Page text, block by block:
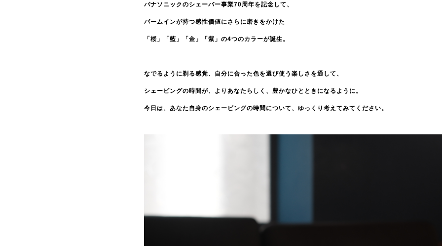
パナソニックのシェーバー事業70周年を記念して、
パームインが持つ感性価値にさらに磨きをかけた
「桜」「藍」「金」「紫」の4つのカラーが誕生。
なでるように剃る感覚、自分に合った色を選び使う楽しさを通して、
シェービングの時間が、よりあなたらしく、豊かなひとときになるように。
今日は、あなた自身のシェービングの時間について、ゆっくり考えてみてください。